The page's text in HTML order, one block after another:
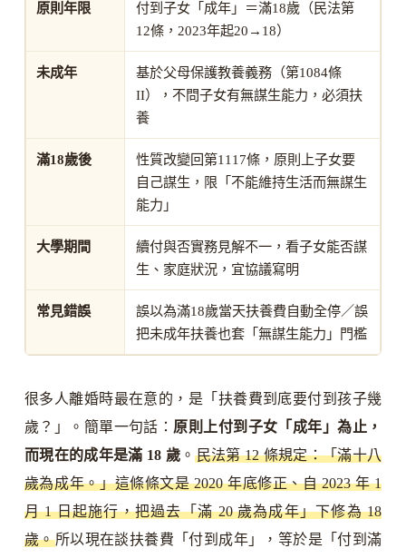
原則年限
付到子女「成年」＝滿18歲（民法第
12條，2023年起20→18）
未成年
基於父母保護教養義務（第1084條
II），不問子女有無謀生能力，必須扶
養
滿18歲後
性質改變回第1117條，原則上子女要
自己謀生，限「不能維持生活而無謀生
能力」
大學期間
續付與否實務見解不一，看子女能否謀
生、家庭狀況，宜協議寫明
常見錯誤
誤以為滿18歲當天扶養費自動全停／誤
把未成年扶養也套「無謀生能力」門檻
很多人離婚時最在意的，是「扶養費到底要付到孩子幾
歲？」。簡單一句話： 原則上付到子女「成年」為止，
而現在的成年是滿 18 歲 。民法第 12 條規定：「滿十八
歲為成年。」這條條文是 2020 年底修正、自 2023 年 1
月 1 日起施行，把過去「滿 20 歲為成年」下修為 18
歲。所以現在談扶養費「付到成年」，等於是「付到滿